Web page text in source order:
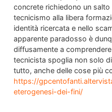
concrete richiedono un
tecnicismo alla libera
identità ricercata e nello
apparente paradosso è
diffusamente a
tecnicista spoglia non solo
tutto, anche delle cose più
https://
eterogenesi-dei-fini/